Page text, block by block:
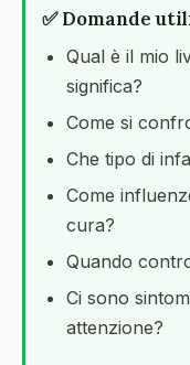
✅ Domande
Qual è il mio
significa?
Come si
Che tipo di
Come
cura?
Quando
Ci sono
attenzione?